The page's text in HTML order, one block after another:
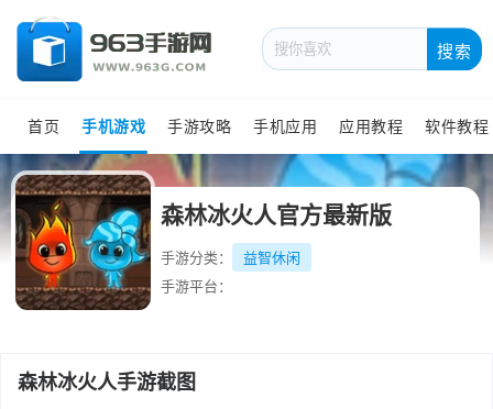
搜索
首页 手机游戏 手游攻略 手机应用 应用教程 软件教程
森林冰火人官方最新版
手游分类：
益智休闲
手游平台：
森林冰火人手游截图